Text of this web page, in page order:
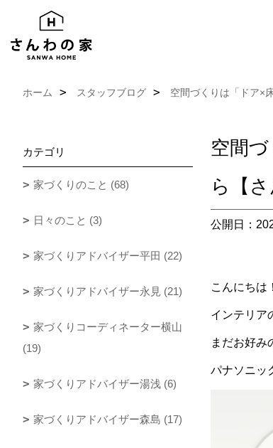
ホーム スタッフブログ 空間づくりは「ドア×
空間
ら【さ
公開日：
こんにちは
インテリア
まだお好み
パナソニッ
カテゴリ
家づくりのこと (68)
日々のこと (3)
家づくりアドバイザー平田 (22)
家づくりアドバイザー永見 (21)
家づくりコーディネーター横山
(19)
家づくりアドバイザー湯浅 (6)
家づくりアドバイザー森島 (17)